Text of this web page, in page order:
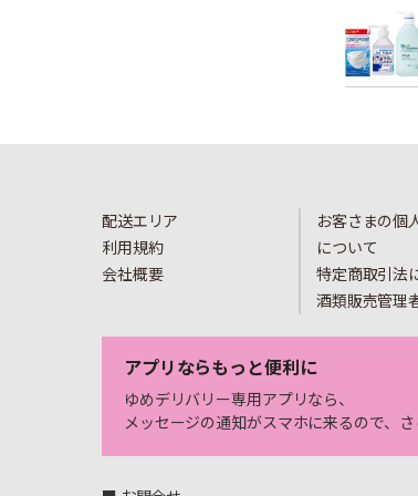
配送エリア
利用規約
会社概要
お客さまの個
について
特定商取引法
酒類販売管理
アプリならもっと便利に
ゆめデリバリー専用アプリなら、
メッセージの通知がスマホに来るので、さ